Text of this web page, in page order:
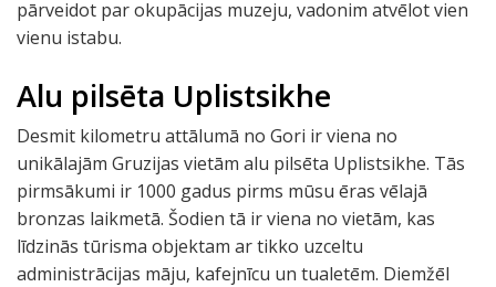
pārveidot par okupācijas muzeju, vadonim atvēlot vien
vienu istabu.
Alu pilsēta Uplistsikhe
Desmit kilometru attālumā no Gori ir viena no
unikālajām Gruzijas vietām alu pilsēta Uplistsikhe. Tās
pirmsākumi ir 1000 gadus pirms mūsu ēras vēlajā
bronzas laikmetā. Šodien tā ir viena no vietām, kas
līdzinās tūrisma objektam ar tikko uzceltu
administrācijas māju, kafejnīcu un tualetēm. Diemžēl